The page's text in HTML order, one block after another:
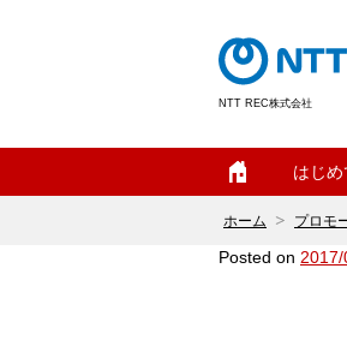
NTT REC株式会社
はじ
ホーム プロモ
Posted on